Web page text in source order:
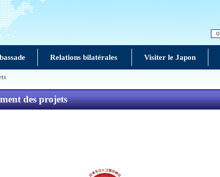
Relations bilatérales Visiter le Japon
des projets